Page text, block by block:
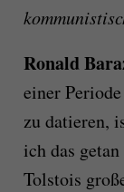
Ronald
einer
zu datieren,
ich das
Tolstois